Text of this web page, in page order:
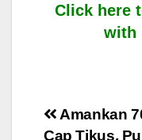
Click here
with
Post
Amankan
Cap Tikus,